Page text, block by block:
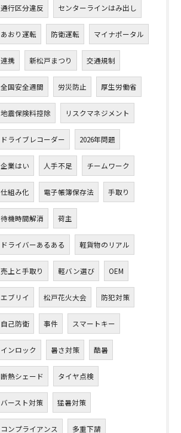
通行区分違反 センターラインはみ出し
あおり運転 防衛運転 マイナポータル
連携 新松戸まつり 交通規制
全国安全週間 労災防止 厚生労働省
地震保険料控除 リスクマネジメント
ドライブレコーダー 2026年問題
企業はい 人手不足 チームワーク
仕組み化 電子帳簿保存法 手取り
待機時間解消 荷主
ドライバーあるある 軽貨物のリアル
売上と手取り 軽バン選び OEM
エブリイ 松戸花火大会 防犯対策
自己防衛 事件 スマートキー
インロック 暑さ対策 酷暑
断熱シェード タイヤ点検
バースト対策 猛暑対策
コンプライアンス 多重下請